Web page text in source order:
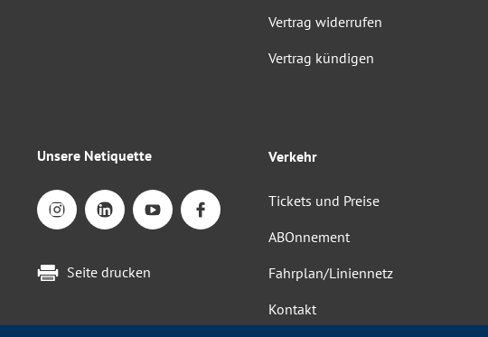
Vertrag widerrufen
Vertrag kündigen
Verkehr
Tickets und Preise
ABOnnement
Fahrplan/Liniennetz
Kontakt
Unsere Netiquette
Seite drucken